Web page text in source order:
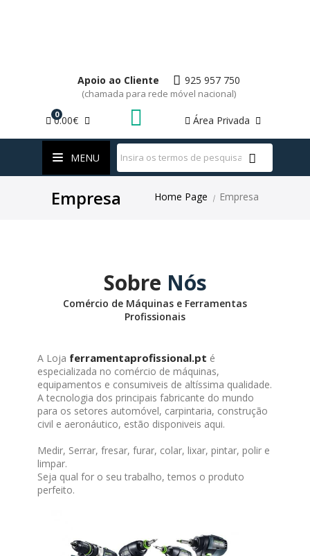
WhatsApp
Apoio ao Cliente 925 957 750
(chamada para rede móvel nacional)
Área Privada
0
0.00€
MENU
Home Page | Empresa
Empresa
Sobre Nós
Comércio de Máquinas e Ferramentas
Profissionais
A Loja ferramentaprofissional.pt é
especializada no comércio de máquinas,
equipamentos e consumiveis de altíssima qualidade.
A tecnologia dos principais fabricante do mundo
para os setores automóvel, carpintaria, construção
civil e aeronáutico, estão disponiveis aqui.
Medir, Serrar, fresar, furar, colar, lixar, pintar, polir e
limpar.
Seja qual for o seu trabalho, temos o produto
perfeito.